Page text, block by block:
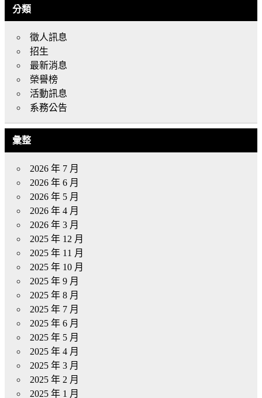
分類
徵人訊息
招生
最新消息
榮譽榜
活動訊息
系務公告
彙整
2026 年 7 月
2026 年 6 月
2026 年 5 月
2026 年 4 月
2026 年 3 月
2025 年 12 月
2025 年 11 月
2025 年 10 月
2025 年 9 月
2025 年 8 月
2025 年 7 月
2025 年 6 月
2025 年 5 月
2025 年 4 月
2025 年 3 月
2025 年 2 月
2025 年 1 月